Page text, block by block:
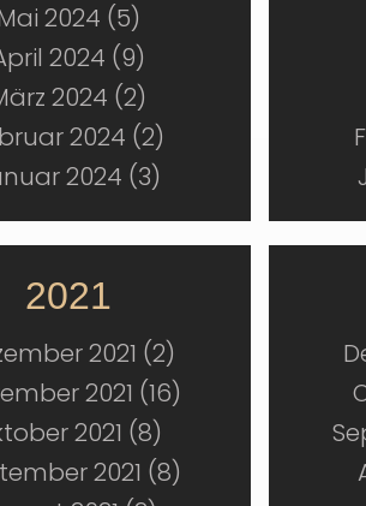
2024 (5)
2024 (9)
2024 (2)
2024 (2)
2024 (3)
2021
2021 (2)
2021 (16)
2021 (8)
2021 (8)